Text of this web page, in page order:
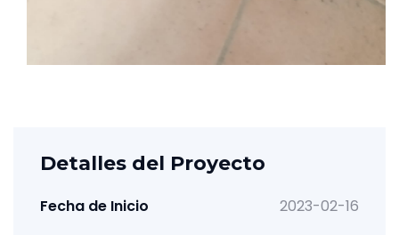
Detalles del Proyecto
Fecha de Inicio
2023-02-16